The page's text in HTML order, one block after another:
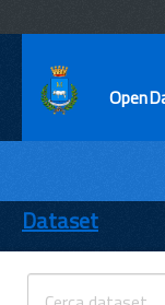
ENTI
TEMI
INFORMAZIONI
Dataset